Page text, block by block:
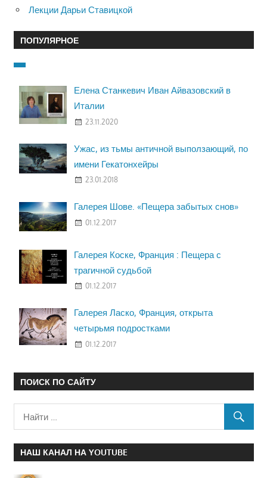
Лекции Дарьи Ставицкой
ПОПУЛЯРНОЕ
Елена Станкевич Иван Айвазовский в
Италии
23.11.2020
Ужас, из тьмы античной выползающий, по
имени Гекатонхейры
23.01.2018
Галерея Шове. «Пещера забытых снов»
01.12.2017
Галерея Коске, Франция : Пещера с
трагичной судьбой
01.12.2017
Галерея Ласко, Франция, открыта
четырьмя подростками
01.12.2017
ПОИСК ПО САЙТУ
НАШ КАНАЛ НА YOUTUBE